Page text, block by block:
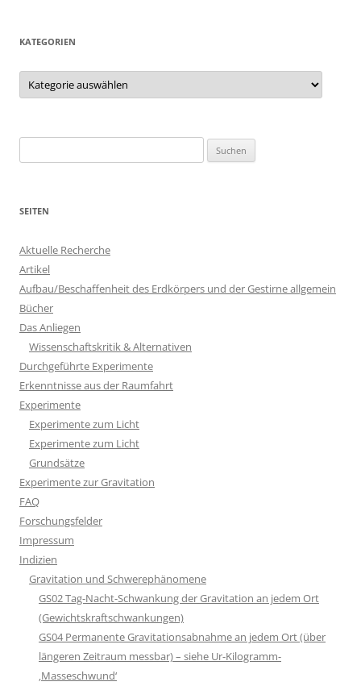
KATEGORIEN
Kategorien
nach:
SEITEN
Aktuelle Recherche
Artikel
Aufbau/Beschaffenheit des Erdkörpers und der Gestirne allgemein
Bücher
Das Anliegen
Wissenschaftskritik & Alternativen
Durchgeführte Experimente
Erkenntnisse aus der Raumfahrt
Experimente
Experimente zum Licht
Experimente zum Licht
Grundsätze
Experimente zur Gravitation
FAQ
Forschungsfelder
Impressum
Indizien
Gravitation und Schwerephänomene
GS02 Tag-Nacht-Schwankung der Gravitation an jedem Ort
(Gewichtskraftschwankungen)
GS04 Permanente Gravitationsabnahme an jedem Ort (über
längeren Zeitraum messbar) – siehe Ur-Kilogramm-
‚Masseschwund‘